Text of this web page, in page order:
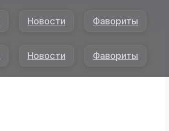
Новости Фавориты
Новости Фавориты